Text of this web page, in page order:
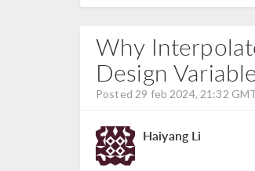
Why
Design
Posted 29 feb 2024, 21:32
Haiyang Li